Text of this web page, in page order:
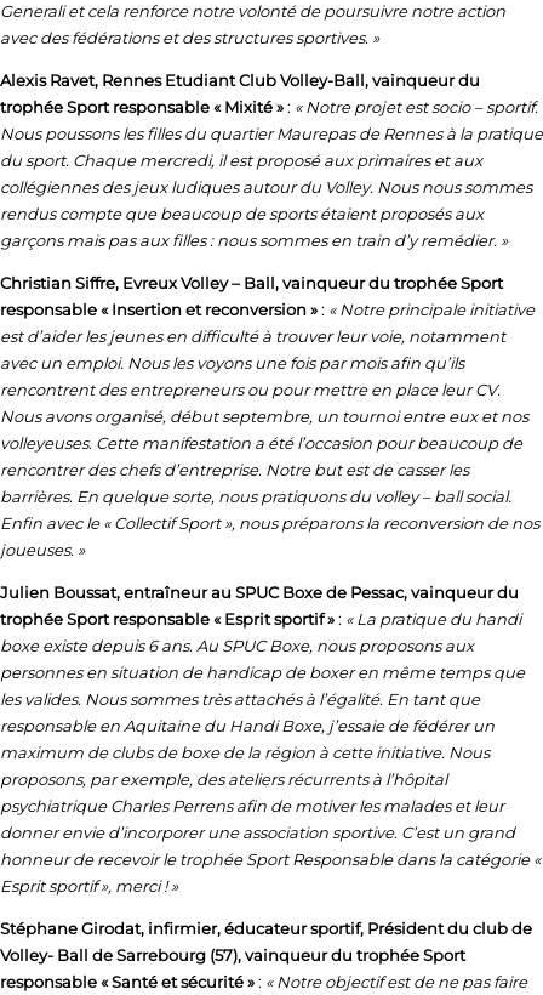
Generali et cela renforce notre volonté de poursuivre notre action
avec des fédérations et des structures sportives. »
Alexis Ravet, Rennes Etudiant Club Volley-Ball, vainqueur du
trophée Sport responsable « Mixité »: « Notre projet est socio – sportif.
Nous poussons les filles du quartier Maurepas de Rennes à la pratique
du sport. Chaque mercredi, il est proposé aux primaires et aux
collégiennes des jeux ludiques autour du Volley. Nous nous sommes
rendus compte que beaucoup de sports étaient proposés aux
garçons mais pas aux filles : nous sommes en train d’y remédier. »
Christian Siffre, Evreux Volley – Ball, vainqueur du trophée Sport
responsable « Insertion et reconversion »: « Notre principale initiative
est d’aider les jeunes en difficulté à trouver leur voie, notamment
avec un emploi. Nous les voyons une fois par mois afin qu’ils
rencontrent des entrepreneurs ou pour mettre en place leur CV.
Nous avons organisé, début septembre, un tournoi entre eux et nos
volleyeuses. Cette manifestation a été l’occasion pour beaucoup de
rencontrer des chefs d’entreprise. Notre but est de casser les
barrières. En quelque sorte, nous pratiquons du volley – ball social.
Enfin avec le « Collectif Sport », nous préparons la reconversion de nos
joueuses. »
Julien Boussat, entraîneur au SPUC Boxe de Pessac, vainqueur du
trophée Sport responsable « Esprit sportif »: « La pratique du handi
boxe existe depuis 6 ans. Au SPUC Boxe, nous proposons aux
personnes en situation de handicap de boxer en même temps que
les valides. Nous sommes très attachés à l’égalité. En tant que
responsable en Aquitaine du Handi Boxe, j’essaie de fédérer un
maximum de clubs de boxe de la région à cette initiative. Nous
proposons, par exemple, des ateliers récurrents à l’hôpital
psychiatrique Charles Perrens afin de motiver les malades et leur
donner envie d’incorporer une association sportive. C’est un grand
honneur de recevoir le trophée Sport Responsable dans la catégorie «
Esprit sportif », merci ! »
Stéphane Girodat, infirmier, éducateur sportif, Président du club de
Volley- Ball de Sarrebourg (57), vainqueur du trophée Sport
responsable « Santé et sécurité »: « Notre objectif est de ne pas faire